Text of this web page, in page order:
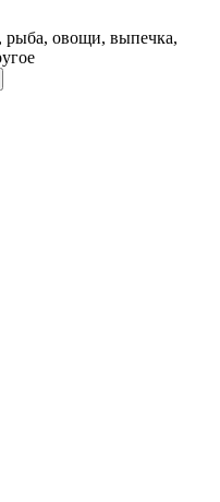
рыба, овощи, выпечка,